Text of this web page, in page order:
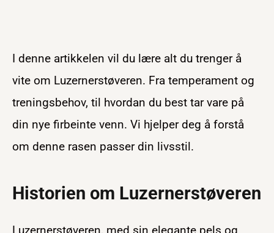
I denne artikkelen vil du lære alt du trenger å
vite om Luzernerstøveren. Fra temperament og
treningsbehov, til hvordan du best tar vare på
din nye firbeinte venn. Vi hjelper deg å forstå
om denne rasen passer din livsstil.
Historien om Luzernerstøveren